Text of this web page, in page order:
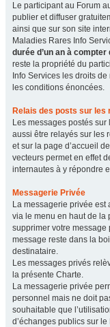
Le participant au Forum
publier et diffuser
ainsi que sur son site
Maladies Rares Info
durée d’un an à
reste la propriété du
Info Services les droits
les conditions énoncées.
Relais des posts sur les
Les messages postés
aussi être relayés sur les
et sur la page d’accueil
vecteurs permet en effet
internautes à y répondre
Messagerie Privée
La messagerie privée est
via le menu en haut de la
supprimer votre message
message reste dans la
destinataire.
Les messages privés
la présente Charte.
La messagerie privée
personnel mais ne doit
souhaitable que
d’échanges publics sur